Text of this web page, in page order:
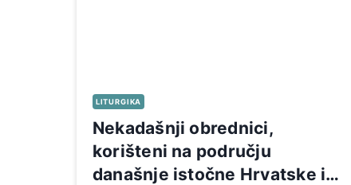
LITURGIKA
Nekadašnji obrednici,
korišteni na području
današnje istočne Hrvatske i